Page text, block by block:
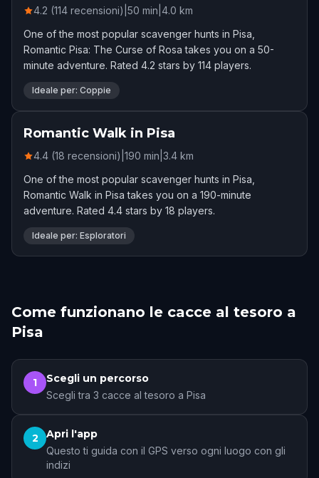
4.2 (114 recensioni) 50 min 4.0 km
One of the most popular scavenger hunts in Pisa,
Romantic Pisa: The Curse of Rosa takes you on a 50-
minute adventure. Rated 4.2 stars by 114 players.
Ideale per: Coppie
Romantic Walk in Pisa
4.4 (18 recensioni) 190 min 3.4 km
One of the most popular scavenger hunts in Pisa,
Romantic Walk in Pisa takes you on a 190-minute
adventure. Rated 4.4 stars by 18 players.
Ideale per: Esploratori
Come funzionano le cacce al tesoro a
Pisa
1 Scegli un percorso
Scegli tra 3 cacce al tesoro a Pisa
2 Apri l'app
Questo ti guida con il GPS verso ogni luogo con gli
indizi